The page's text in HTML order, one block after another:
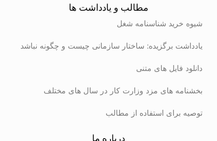
مطالب و یادداشت ها
شیوه خرید شناسنامه شغل
یادداشت برگزیده: ساختار سازمانی چیست و چگونه نباشد
دانلود فایل های متنی
بخشنامه های مزد وزارت کار در سال های مختلف
توصیه برای استفاده از مطالب
درباره ما